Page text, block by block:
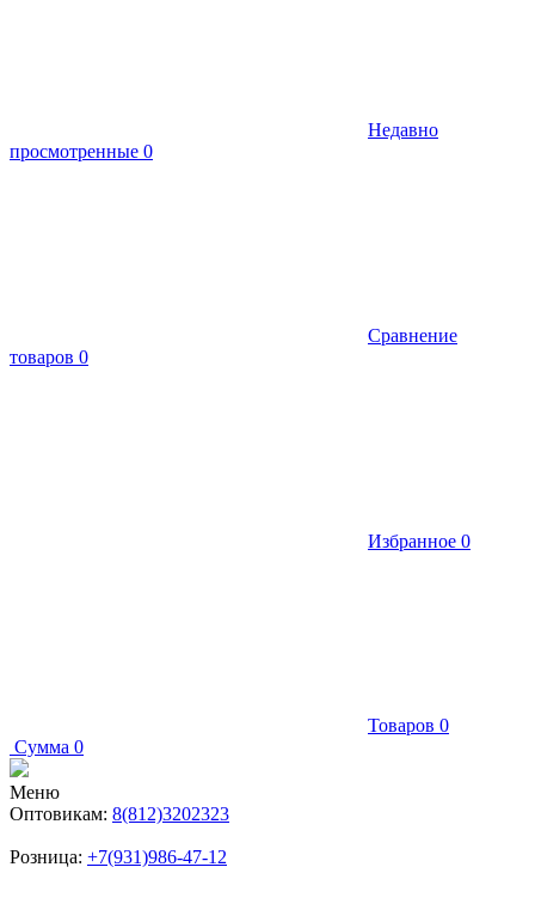
Недавно
просмотренные 0
Сравнение
товаров 0
Избранное 0
Товаров 0
Сумма 0
Меню
Оптовикам: 8(812)3202323
Розница: +7(931)986-47-12